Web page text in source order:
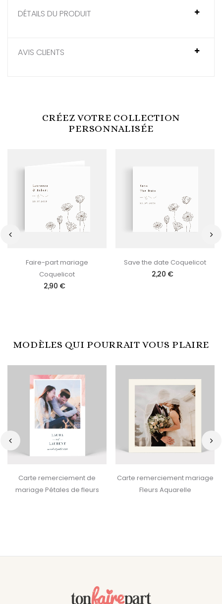
DÉTAILS DU PRODUIT
AVIS CLIENTS
CRÉEZ VOTRE COLLECTION
PERSONNALISÉE
Faire-part mariage
Coquelicot
2,90 €
Save the date Coquelicot
2,20 €
MODÈLES QUI POURRAIT VOUS PLAIRE
Carte remerciement de
mariage Pétales de fleurs
Carte remerciement mariage
Fleurs Aquarelle